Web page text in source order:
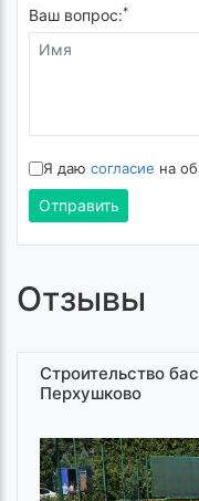
Ваш вопрос:*
Я даю согласие на
Отправить
Отзывы
Строительство
Перхушково